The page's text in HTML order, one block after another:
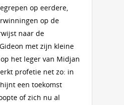
op eerdere,
op de
naar de
met zijn kleine
het leger van Midjan
profetie net zo: in
een toekomst
of zich nu al